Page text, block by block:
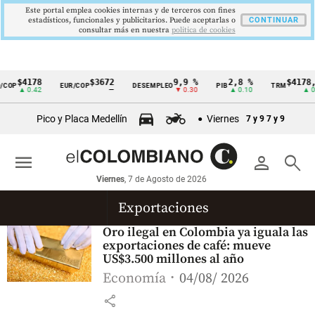
Cintillo
económicos
Colombia
$4178
▲ 0.42
EUR/COP$3672
—
DESEMPLEO9,9 %
▼ 0.30
PIB 2,8 %
▲ 0.10
TRM
▲
Pico y Placa Medellín Viernes 7 y 9 7 y 9
person search
Viernes, 7 de Agosto de 2026
menu
Exportaciones
Oro ilegal en Colombia ya iguala las
exportaciones de café: mueve
US$3.500 millones al año
Economía 04/08/ 2026
share
Este portal emplea cookies internas y de terceros con fines
estadísticos, funcionales y publicitarios. Puede aceptarlas o
consultar más en nuestra politica de cookies
CONTINUAR